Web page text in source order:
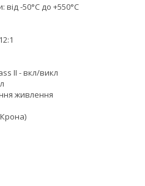
-50°С до +550°С
II - вкл/викл
живлення